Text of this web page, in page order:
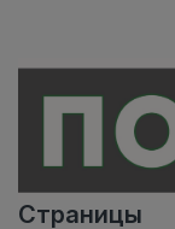
Страницы